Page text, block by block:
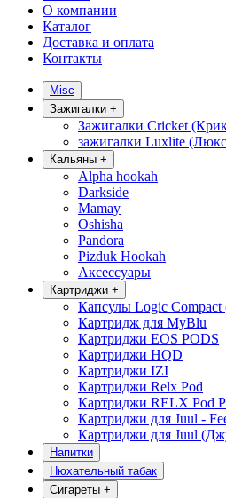
О компании
Каталог
Доставка и оплата
Контакты
Misc
Зажигалки +
Зажигалки Cricket
зажигалки Luxlite
Кальяны +
Alpha hookah
Darkside
Mamay
Oshisha
Pandora
Pizduk Hookah
Аксессуары
Картриджи +
Капсулы Logic
Картридж для MyBlu
Картриджи EOS PODS
Картриджи HQD
Картриджи IZI
Картриджи Relx Pod
Картриджи RELX Pod
Картриджи для Juul -
Картриджи для Juul
Напитки
Нюхательный табак
Сигареты +